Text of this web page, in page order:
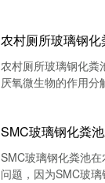
农村厕所玻璃钢
农村厕所玻璃钢化粪
厌氧微生物的作用分
SMC玻璃钢化粪
SMC玻璃钢化粪池
问题，因为SMC玻